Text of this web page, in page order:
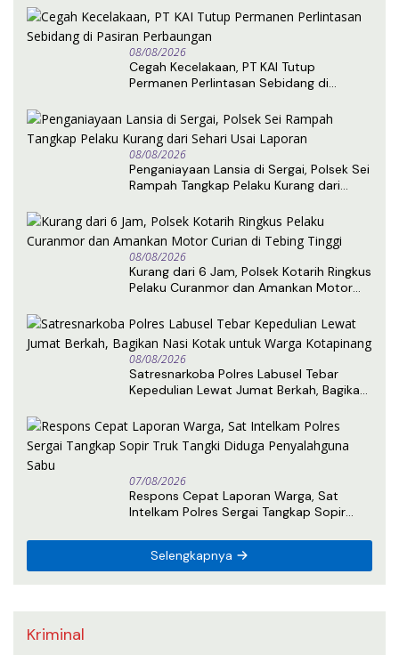
08/08/2026
Cegah Kecelakaan, PT KAI Tutup
Permanen Perlintasan Sebidang di
08/08/2026
Penganiayaan Lansia di Sergai, Polsek Sei
Rampah Tangkap Pelaku Kurang dari
08/08/2026
Kurang dari 6 Jam, Polsek Kotarih Ringkus
Pelaku Curanmor dan Amankan Motor
08/08/2026
Satresnarkoba Polres Labusel Tebar
Kepedulian Lewat Jumat Berkah, Bagikan
07/08/2026
Respons Cepat Laporan Warga, Sat
Intelkam Polres Sergai Tangkap Sopir
Selengkapnya
Kriminal